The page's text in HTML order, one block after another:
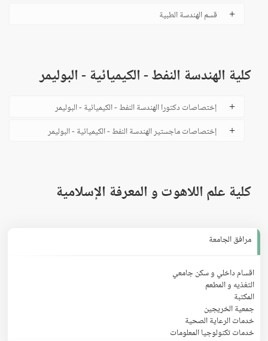
قسم الهندسة الطبية
كلية الهندسة النفط - الكيميائية - البوليمر
إختصاصات دكتورا الهندسة النفط - الكيميائية - البوليمر
إختصاصات ماجستير الهندسة النفط - الكيميائية - البوليمر
كلية علم اللاهوت و المعرفة الإسلامية
مرافق الجامعة
اقسام داخلي و سكن جامعي
التغذيه و المطعم
المكتبة
جمعية الخريجين
خدمات الرعاية الصحية
خدمات تكنولوجيا المعلومات